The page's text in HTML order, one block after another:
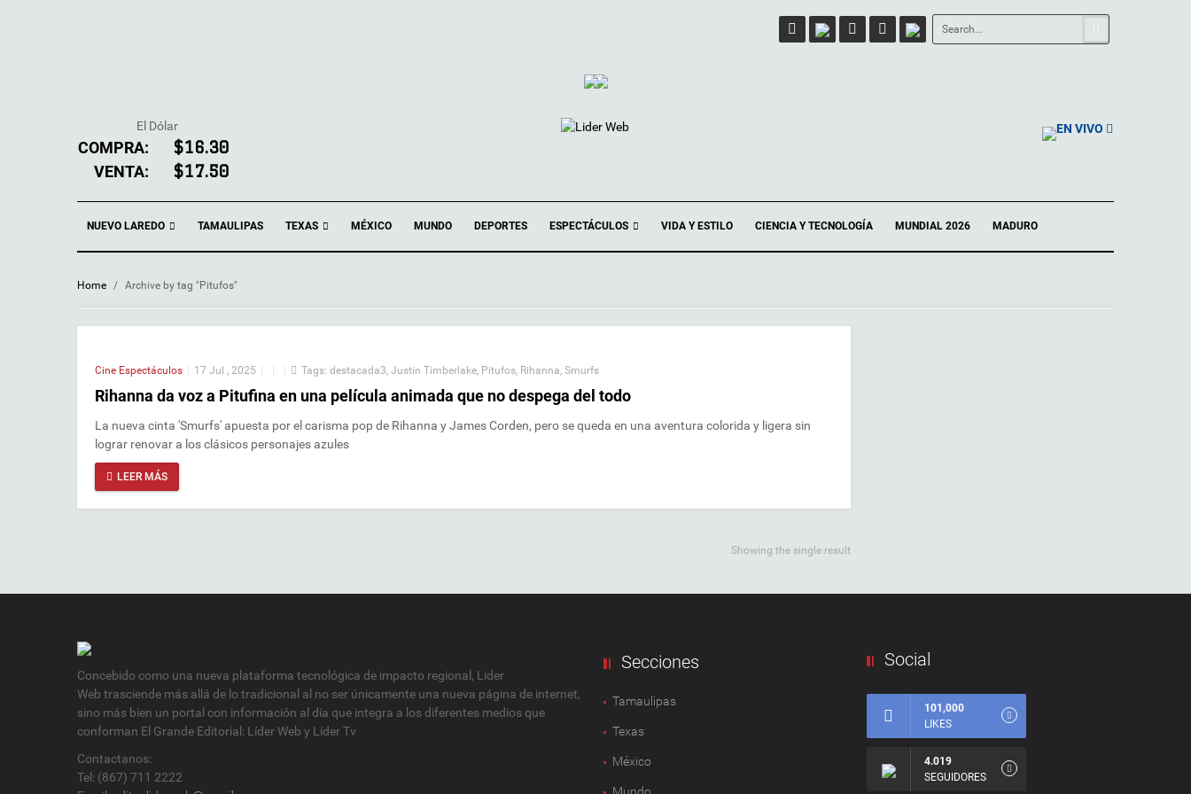
El Dólar
COMPRA: $16.30
VENTA: $17.50
EN VIVO
NUEVO LAREDO TAMAULIPAS TEXAS MÉXICO MUNDO DEPORTES ESPECTÁCULOS VIDA Y ESTILO CIENCIA Y TECNOLOGÍA MUNDIAL 2026 MADURO
Home / Archive by tag "Pitufos"
Cine Espectáculos 17 Jul , 2025 Tags: destacada3, Justin Timberlake, Pitufos, Rihanna, Smurfs
Rihanna da voz a Pitufina en una película animada que no despega del todo
La nueva cinta 'Smurfs' apuesta por el carisma pop de Rihanna y James Corden, pero se queda en una aventura colorida y ligera sin
lograr renovar a los clásicos personajes azules
LEER MÁS
Showing the single result
Concebido como una nueva plataforma tecnológica de impacto regional, Lider
Web trasciende más allá de lo tradicional al no ser únicamente una nueva página de internet,
sino más bien un portal con información al día que integra a los diferentes medios que
conforman El Grande Editorial: Líder Web y Líder Tv
Contactanos:
Tel: (867) 711 2222
Secciones
Tamaulipas
Texas
México
Social
101,000
LIKES
4.019
SEGUIDORES